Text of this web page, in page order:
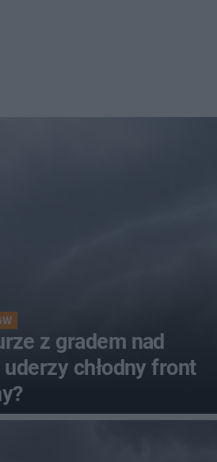
z gradem nad
chłodny front